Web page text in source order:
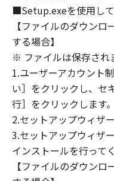
問わず一切しない
(2) キヤノン、キ
ンの子会社、キヤ
売代理店または販
ウェア」の使用ま
なる損害（逸失利
は付随的な損害を
全ての損害を言い
認められる限り、
します。たとえ、
ンサー、キヤノン
社、それらの販売
■Setup.exeを使用し
【ファイルのダウン
する場合】
※ ファイルは保存され
1.ユーザーアカウント
い］をクリックし、セ
行］をクリックします。
2.セットアップウィザ
3.セットアップウィザ
インストールを行って
【ファイルのダウン